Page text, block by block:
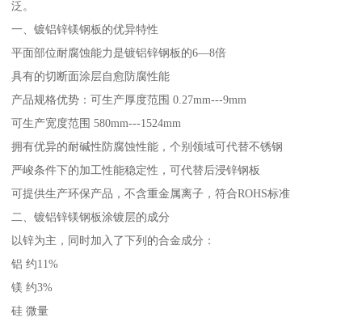
泛。
一、镀铝锌镁钢板的优异特性
平面部位耐腐蚀能力是镀铝锌钢板的6—8倍
具有的切断面涂层自愈防腐性能
产品规格优势：可生产厚度范围 0.27mm---9mm
可生产宽度范围 580mm---1524mm
拥有优异的耐碱性防腐蚀性能，个别领域可代替不锈钢
严峻条件下的加工性能稳定性，可代替后浸锌钢板
可提供生产环保产品，不含重金属离子，符合ROHS标准
二、镀铝锌镁钢板涂镀层的成分
以锌为主，同时加入了下列的合金成分：
铝 约11%
镁 约3%
硅 微量